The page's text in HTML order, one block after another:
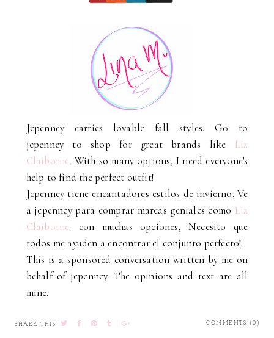
Jcpenney carries lovable fall styles. Go to
jcpenney to shop for great brands like Liz
Claiborne. With so many options, I need everyone's
help to find the perfect outfit!
Jcpenney tiene encantadores estilos de invierno. Ve
a jcpenney para comprar marcas geniales como Liz
Claiborne. con muchas opciones, Necesito que
todos me ayuden a encontrar el conjunto perfecto!
This is a sponsored conversation written by me on
behalf of jcpenney. The opinions and text are all
mine.
COMMENTS (0)
SHARE THIS: